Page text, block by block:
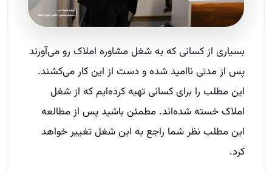
بسیاری از کسانی که به شغل مشاوره املاک رو می‌آورند
پس از مدتی ناامید شده و دست از این کار می‌کشند.
این مطلب را برای کسانی تهیه کرده‌ایم که از شغل
املاک خسته شده‌اند. مطمئن باشید پس از مطالعه
این مطلب نظر شما راجع به این شغل تغییر خواهد
کرد.